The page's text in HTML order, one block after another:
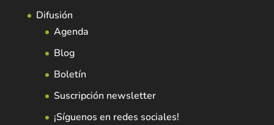
Difusión
Agenda
Blog
Boletín
Suscripción newsletter
¡Síguenos en redes sociales!